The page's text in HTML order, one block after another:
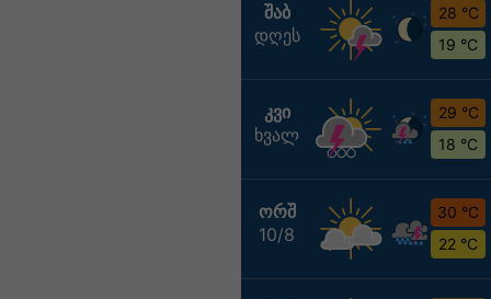
ᲨᲐᲑ
დღეს
28 °C
19 °C
ᲙᲕᲘ
ხვალ
29 °C
18 °C
ᲝᲠᲨ
10/8
30 °C
22 °C